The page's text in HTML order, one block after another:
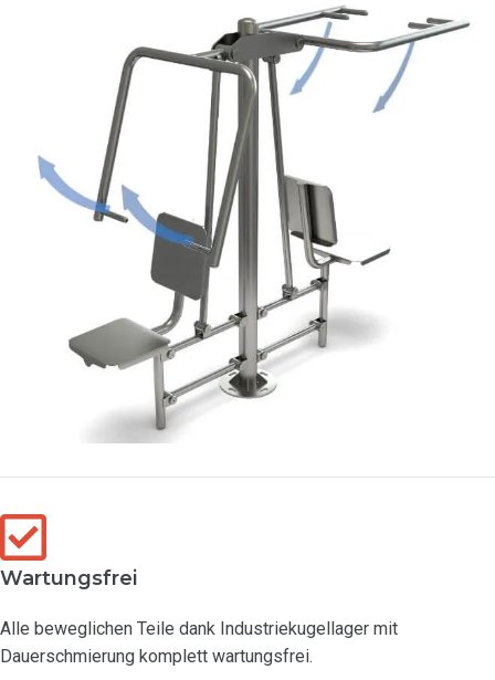
Wartungsfrei
Alle beweglichen Teile dank Industriekugellager mit
Dauerschmierung komplett wartungsfrei.